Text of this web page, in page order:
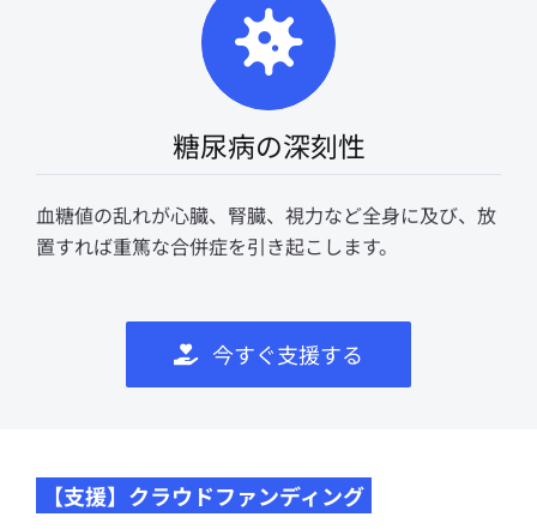
糖尿病の深刻性
血糖値の乱れが心臓、腎臓、視力など全身に及び、放
置すれば重篤な合併症を引き起こします。
今すぐ支援する
【支援】クラウドファンディング